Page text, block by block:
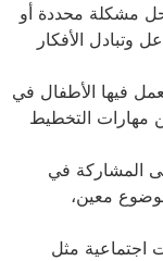
مشكلة محددة أو
وتبادل الأفكار
فيها الأطفال في
التخطيط
المشاركة في
معين،
اجتماعية مثل